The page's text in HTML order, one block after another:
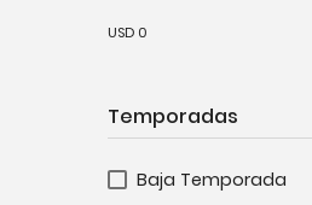
USD 0
Temporadas
Baja Temporada